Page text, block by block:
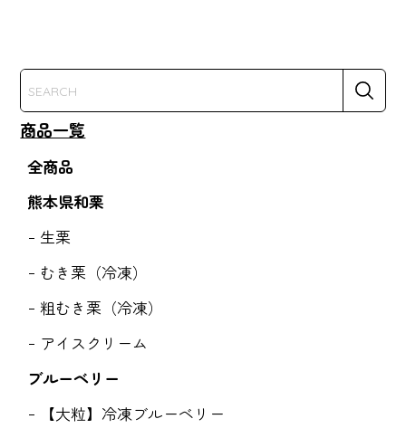
商品一覧
全商品
熊本県和栗
生栗
むき栗（冷凍）
粗むき栗（冷凍）
アイスクリーム
ブルーベリー
【大粒】冷凍ブルーベリー